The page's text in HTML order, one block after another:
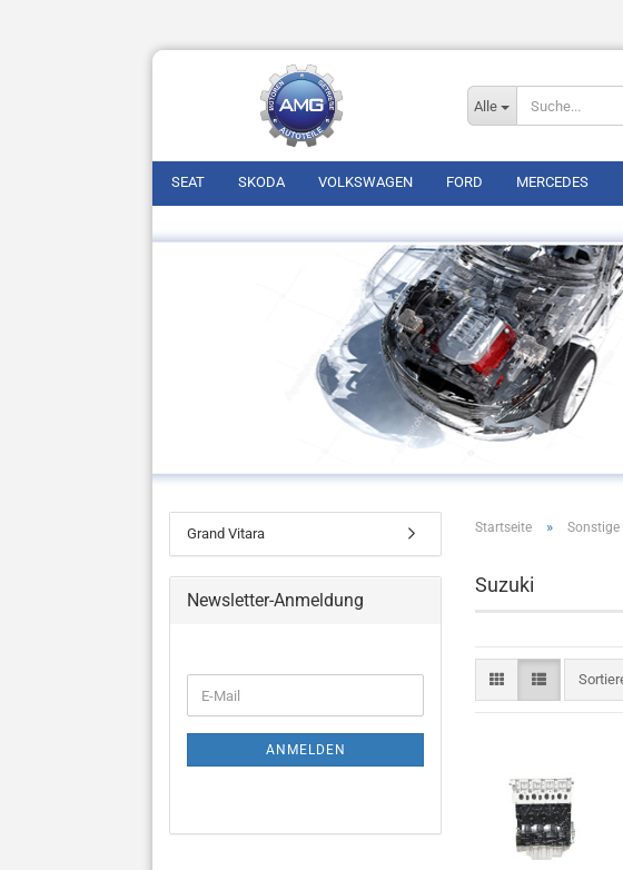
Alle
SEAT SKODA VOLKSWAGEN FORD MERCEDES
Startseite » Sonstige
Suzuki
Grand Vitara
Newsletter-Anmeldung
ANMELDEN